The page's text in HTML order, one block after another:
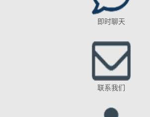
即时聊天
联系我们